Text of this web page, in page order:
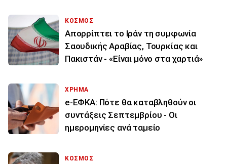
ΚΟΣΜΟΣ
Απορρίπτει το Ιράν τη συμφωνία
Σαουδικής Αραβίας, Τουρκίας και
Πακιστάν - «Είναι μόνο στα χαρτιά»
ΧΡΗΜΑ
e-ΕΦΚΑ: Πότε θα καταβληθούν οι
συντάξεις Σεπτεμβρίου - Οι
ημερομηνίες ανά ταμείο
ΚΟΣΜΟΣ